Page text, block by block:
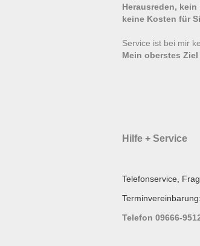
Herausreden,
keine Kosten für
Service ist bei mir
Mein oberstes
Hilfe + Service
Telefonservice,
Terminvereinbarung:
Telefon 09666-